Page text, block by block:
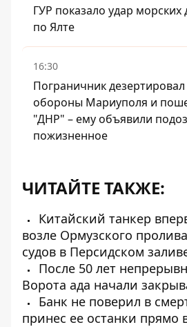
ГУР показало удар
по Ялте
16:30
Пограничник
обороны Мариуполя и
"ДНР" – ему объявили
пожизненное
ЧИТАЙТЕ ТАКЖЕ:
Китайский танкер
возле Ормузского
судов в Персидском
После 50 лет
Ворота ада начали
Банк не поверил в
принес ее останки прямо